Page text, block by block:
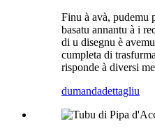
Finu à avà, pudemu
basatu annantu à i
di u disegnu è
cumpleta di
risponde à diversi
dumandadettagliu